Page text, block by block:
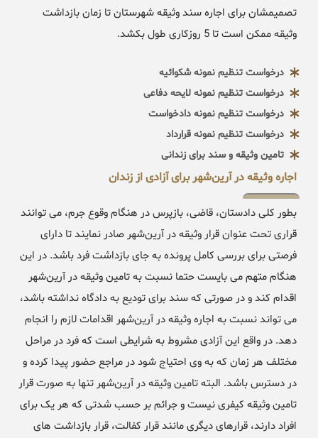
تصمیمشان برای اجاره سند وثیقه شهرستان تا زمان بازداشت
وثیقه ممکن است تا 5 روزکاری طول بکشد.
درخواست تنظیم نمونه شکوائیه
درخواست تنظیم نمونه لایحه دفاعی
درخواست تنظیم نمونه دادخواست
درخواست تنظیم نمونه قرارداد
تامین وثیقه و سند برای زندانی
اجاره وثیقه در آرین‌شهر برای آزادی از زندان
بطور کلی دادستان، قاضی، بازپرس در هنگام وقوع جرم، می توانند
قراری تحت عنوان قرار وثیقه در آرین‌شهر صادر نمایند تا دارای
فرصتی برای بررسی کامل پرونده به جای بازداشت فرد باشد. در این
هنگام متهم می بایست حتما نسبت به تامین وثیقه در آرین‌شهر
اقدام کند و در صورتی که سند برای تودیع به دادگاه نداشته باشد،
می تواند نسبت به اجاره وثیقه در آرین‌شهر اقدامات لازم را انجام
دهد. در واقع این آزادی مشروط به شرایطی است که فرد در مراحل
مختلف هر زمان که به وی احتیاج شود در مراجع حضور پیدا کرده و
در دسترس باشد. البته تامین وثیقه در آرین‌شهر تنها به صورت قرار
تامین وثیقه کیفری نیست و جرائم بر حسب شدتی که هر یک برای
افراد دارند، قرارهای دیگری مانند قرار کفالت، قرار بازداشت های